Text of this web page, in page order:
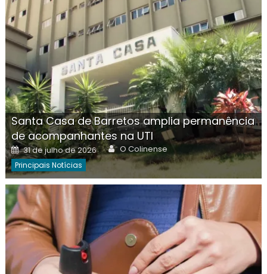
Santa Casa de Barretos amplia permanência
de acompanhantes na UTI
Posted
on
31 de julho de 2026 Author
O Colinense
Principais Notícias